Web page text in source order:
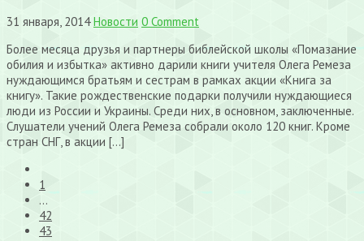
31 января, 2014 Новости 0 Comment
Более месяца друзья и партнеры библейской школы «Помазание
обилия и избытка» активно дарили книги учителя Олега Ремеза
нуждающимся братьям и сестрам в рамках акции «Книга за
книгу». Такие рождественские подарки получили нуждающиеся
люди из России и Украины. Среди них, в основном, заключенные.
Слушатели учений Олега Ремеза собрали около 120 книг. Кроме
стран СНГ, в акции […]
1
…
42
43